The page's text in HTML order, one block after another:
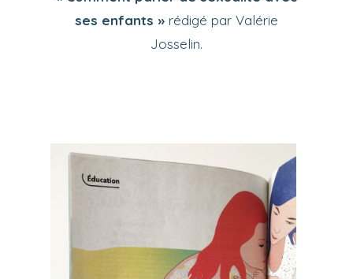
ses enfants » rédigé par Valérie
Josselin.